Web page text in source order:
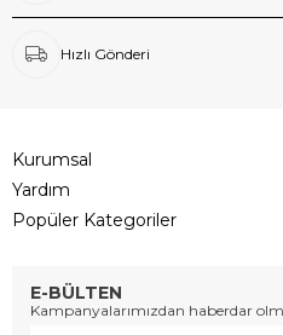
Hızlı Gönderi
Kurumsal
Yardım
Popüler Kategoriler
E-BÜLTEN
Kampanyalarımızdan haberdar